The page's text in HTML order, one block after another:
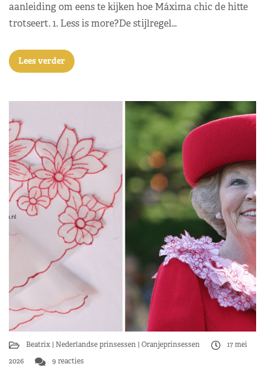
aanleiding om eens te kijken hoe Máxima chic de hitte
trotseert. 1. Less is more?De stijlregel…
Lees verder
Beatrix Nederlandse prinsessen Oranjeprinsessen
17 mei
2026
9 reacties